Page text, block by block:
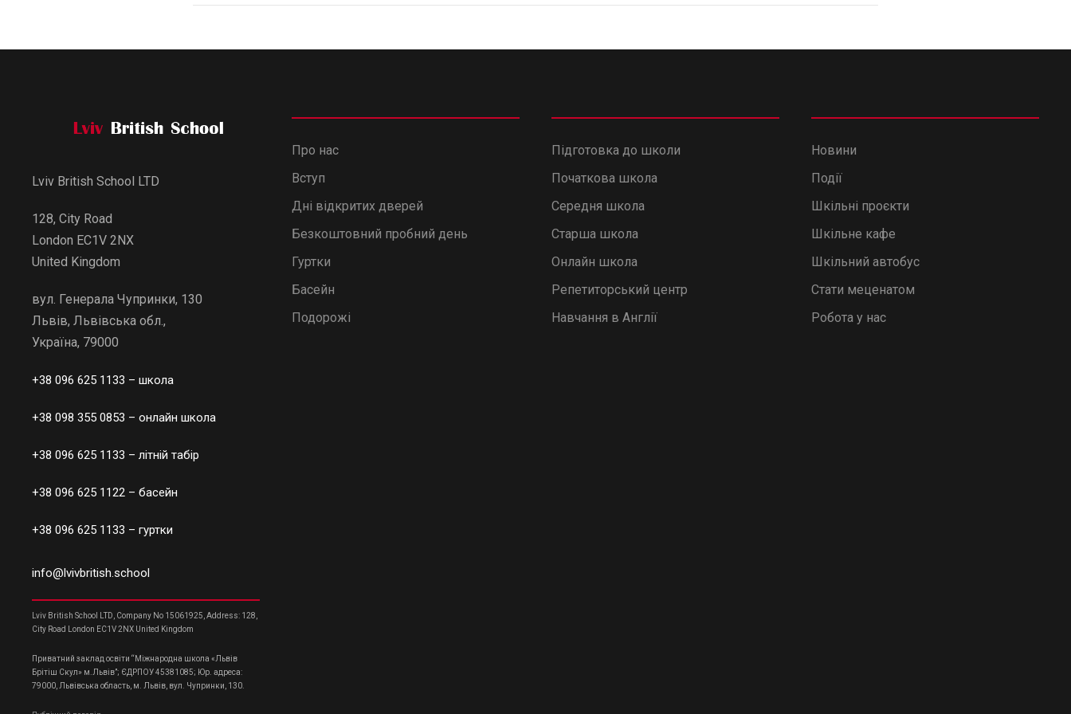
Lviv British School LTD
128, City Road
London EC1V 2NX
United Kingdom
вул. Генерала Чупринки, 130
Львів, Львівська обл.,
Україна, 79000
+38 096 625 1133 – школа
+38 098 355 0853 – онлайн школа
+38 096 625 1133 – літній табір
+38 096 625 1122 – басейн
+38 096 625 1133 – гуртки
info@lvivbritish.school
Lviv British School LTD, Company No 15061925, Address: 128,
City Road London EC1V 2NX United Kingdom
Приватний заклад освіти “Міжнародна школа «Львів
Брітіш Скул» м.Львів”; ЄДРПОУ 45381085; Юр. адреса:
79000, Львівська область, м. Львів, вул. Чупринки, 130.
Про нас
Вступ
Дні відкритих дверей
Безкоштовний пробний день
Гуртки
Басейн
Подорожі
Підготовка до школи
Початкова школа
Середня школа
Старша школа
Онлайн школа
Репетиторський центр
Навчання в Англії
Новини
Події
Шкільні проєкти
Шкільне кафе
Шкільний автобус
Стати меценатом
Робота у нас